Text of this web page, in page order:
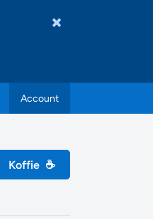
Account
Koffie ☕